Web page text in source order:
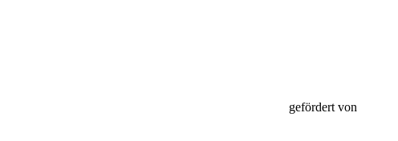
gefördert von